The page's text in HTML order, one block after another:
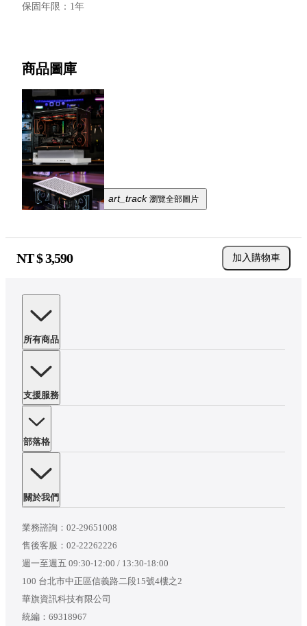
保固年限 ： 1年
商品圖庫
art_track 瀏覽全部圖片
NT $3,590 加入購物車
所有商品
支援服務
部落格
關於我們
業務諮詢： 02-29651008
售後客服： 02-22262226
週一至週五 09:30-12:00 / 13:30-18:00
100 台北市中正區信義路二段15號4樓之2
華旗資訊科技有限公司
統編：69318967